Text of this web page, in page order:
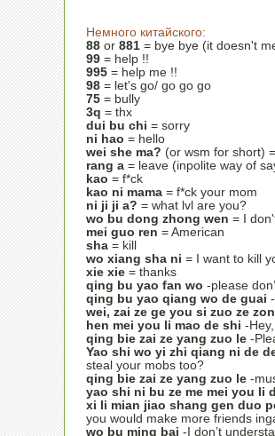
Немного китайского:
88 or 881 = bye bye (it doesn't
99 = help !!
995 = help me !!
98 = let's go/ go go go
75 = bully
3q = thx
dui bu chi = sorry
ni hao = hello
wei she ma? (or wsm for short)
rang a = leave (inpolite way of
kao = f*ck
kao ni mama = f*ck your mom
ni ji ji a? = what lvl are you?
wo bu dong zhong wen = I
mei guo ren = American
sha = kill
wo xiang sha ni = I want to kill
xie xie = thanks
qing bu yao fan wo -please
qing bu yao qiang wo de guai
wei, zai ze ge you si zuo ze
hen mei you li mao de shi -
qing bie zai ze yang zuo le -
Yao shi wo yi zhi qiang ni de
steal your mobs too?
qing bie zai ze yang zuo le -
yao shi ni bu ze me mei you li
xi li mian jiao shang gen duo
you would make more friends
wo bu ming bai -I don’t